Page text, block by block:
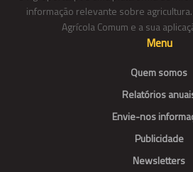
informação relevante sobre
Agrícola Comum e a sua
Menu
Quem somos
Relatórios
Envie-nos
Publicidade
Newsletters